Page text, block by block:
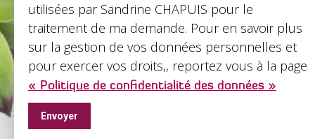
utilisées par Sandrine CHAPUIS pour le
traitement de ma demande. Pour en savoir plus
sur la gestion de vos données personnelles et
pour exercer vos droits,, reportez vous à la page
« Politique de confidentialité des données »